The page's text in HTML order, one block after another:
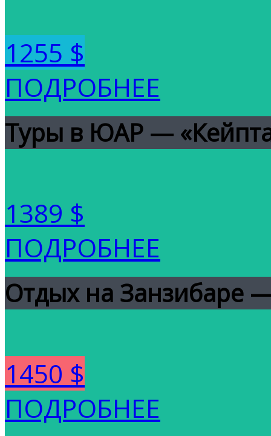
1255 $
ПОДРОБНЕЕ
Туры в ЮАР —
1389 $
ПОДРОБНЕЕ
Отдых на Занзибаре
1450 $
ПОДРОБНЕЕ